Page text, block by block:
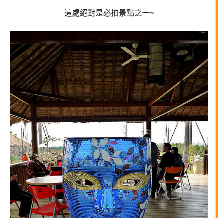
這處絕對是必拍景點之一~